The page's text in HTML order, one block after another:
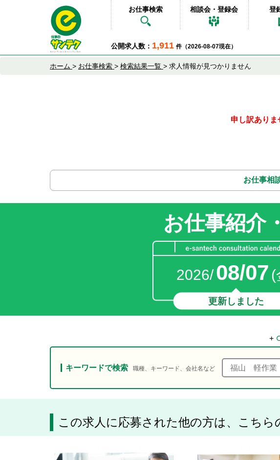
お仕事検索 相談会・登録会 登
公開求人数： 1,911 件（2026-08-07現在）
ホーム > お仕事検索 > 検索結果一覧 > 求人情報が見つかりません
申し訳ありま
お仕事相
お仕事紹介
2026/08/07 (
更新しました
+
キーワードで検索 職種、キーワード、会社名など
この求人に応募された他の方は、こちら